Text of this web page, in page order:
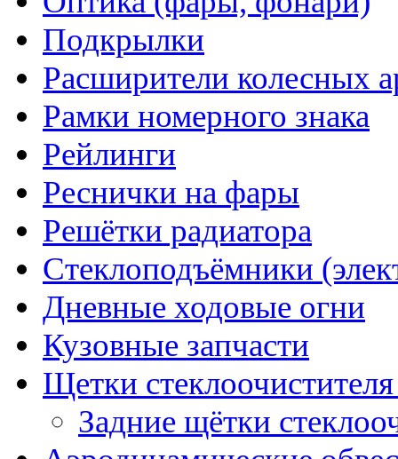
Подкрылки
Расширители колесных
Рамки номерного знака
Рейлинги
Реснички на фары
Решётки радиатора
Стеклоподъёмники
Дневные ходовые огни
Кузовные запчасти
Щетки
Задние щётки